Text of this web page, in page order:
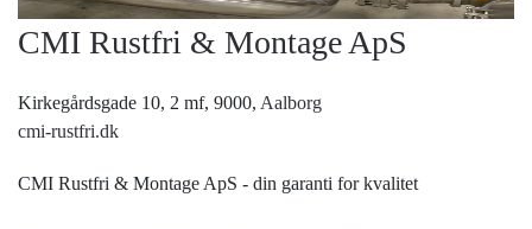
CMI Rustfri & Montage ApS
Kirkegårdsgade 10, 2 mf, 9000, Aalborg
cmi-rustfri.dk
CMI Rustfri & Montage ApS - din garanti for kvalitet